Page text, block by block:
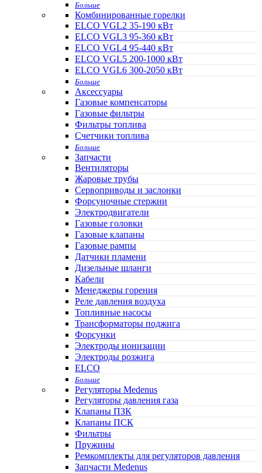
Больше
Комбинированные горелки
ELCO VGL2 35-190 кВт
ELCO VGL3 95-360 кВт
ELCO VGL4 95-440 кВт
ELCO VGL5 200-1000 кВт
ELCO VGL6 300-2050 кВт
Больше
Аксессуары
Газовые компенсаторы
Газовые фильтры
Фильтры топлива
Счетчики топлива
Больше
Запчасти
Вентиляторы
Жаровые трубы
Сервоприводы и заслонки
Форсуночные стержни
Электродвигатели
Газовые головки
Газовые клапаны
Газовые рампы
Датчики пламени
Дизельные шланги
Кабели
Менеджеры горения
Реле давления воздуха
Топливные насосы
Трансформаторы поджига
Форсунки
Электроды ионизации
Электроды розжига
ELCO
Больше
Регуляторы Medenus
Регуляторы давления газа
Клапаны ПЗК
Клапаны ПСК
Фильтры
Пружины
Ремкомплекты для регуляторов давления
Запчасти Medenus